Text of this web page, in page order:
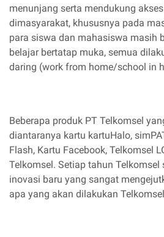
menunjang serta mendukung
dimasyarakat, khususnya pada
para siswa dan mahasiswa masih
belajar bertatap muka, semua
daring (work from home/school in
Beberapa produk PT Telkomsel
diantaranya kartu kartuHalo,
Flash, Kartu Facebook, Telkomsel
Telkomsel. Setiap tahun
inovasi baru yang sangat
apa yang akan dilakukan